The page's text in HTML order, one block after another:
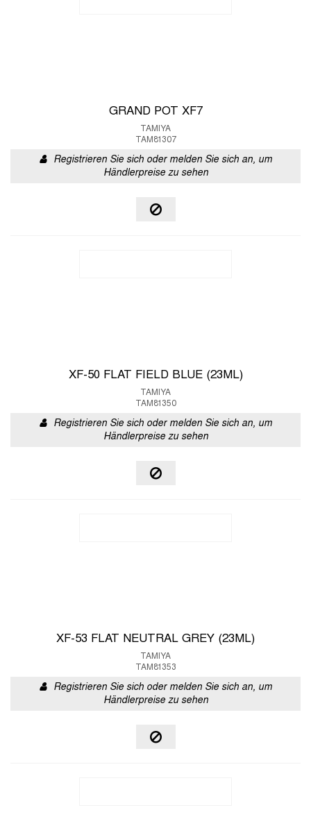
GRAND POT XF7
TAMIYA
TAM81307
Registrieren Sie sich oder melden Sie sich an, um
Händlerpreise zu sehen
XF-50 FLAT FIELD BLUE (23ML)
TAMIYA
TAM81350
Registrieren Sie sich oder melden Sie sich an, um
Händlerpreise zu sehen
XF-53 FLAT NEUTRAL GREY (23ML)
TAMIYA
TAM81353
Registrieren Sie sich oder melden Sie sich an, um
Händlerpreise zu sehen